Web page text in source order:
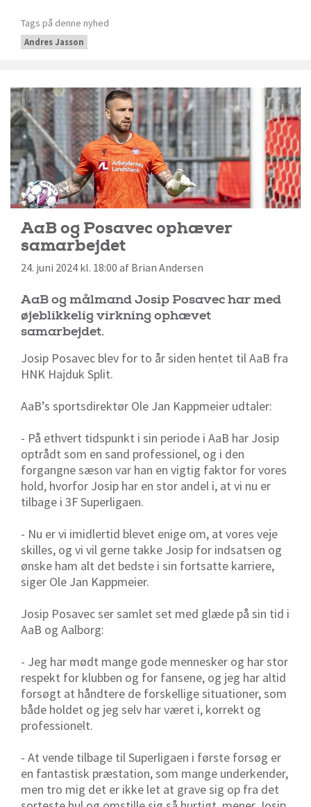
Tags på denne nyhed
Andres Jasson
AaB og Posavec ophæver
samarbejdet
24. juni 2024 kl. 18:00 af Brian Andersen
AaB og målmand Josip Posavec har med
øjeblikkelig virkning ophævet
samarbejdet.
Josip Posavec blev for to år siden hentet til AaB fra
HNK Hajduk Split.
AaB’s sportsdirektør Ole Jan Kappmeier udtaler:
- På ethvert tidspunkt i sin periode i AaB har Josip
optrådt som en sand professionel, og i den
forgangne sæson var han en vigtig faktor for vores
hold, hvorfor Josip har en stor andel i, at vi nu er
tilbage i 3F Superligaen.
- Nu er vi imidlertid blevet enige om, at vores veje
skilles, og vi vil gerne takke Josip for indsatsen og
ønske ham alt det bedste i sin fortsatte karriere,
siger Ole Jan Kappmeier.
Josip Posavec ser samlet set med glæde på sin tid i
AaB og Aalborg:
- Jeg har mødt mange gode mennesker og har stor
respekt for klubben og for fansene, og jeg har altid
forsøgt at håndtere de forskellige situationer, som
både holdet og jeg selv har været i, korrekt og
professionelt.
- At vende tilbage til Superligaen i første forsøg er
en fantastisk præstation, som mange underkender,
men tro mig det er ikke let at grave sig op fra det